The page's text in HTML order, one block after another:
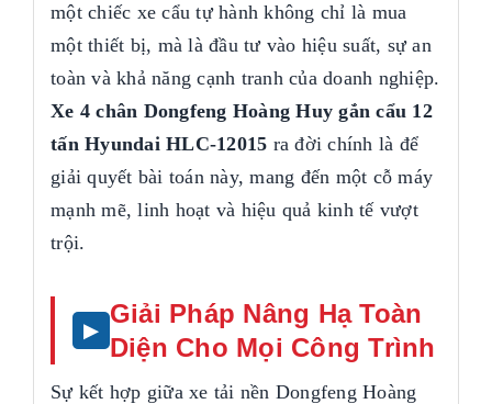
một chiếc xe cẩu tự hành không chỉ là mua
một thiết bị, mà là đầu tư vào hiệu suất, sự an
toàn và khả năng cạnh tranh của doanh nghiệp.
Xe 4 chân Dongfeng Hoàng Huy gắn cẩu 12
tấn Hyundai HLC-12015 ra đời chính là để
giải quyết bài toán này, mang đến một cỗ máy
mạnh mẽ, linh hoạt và hiệu quả kinh tế vượt
trội.
Giải Pháp Nâng Hạ Toàn
Diện Cho Mọi Công Trình
Sự kết hợp giữa xe tải nền Dongfeng Hoàng